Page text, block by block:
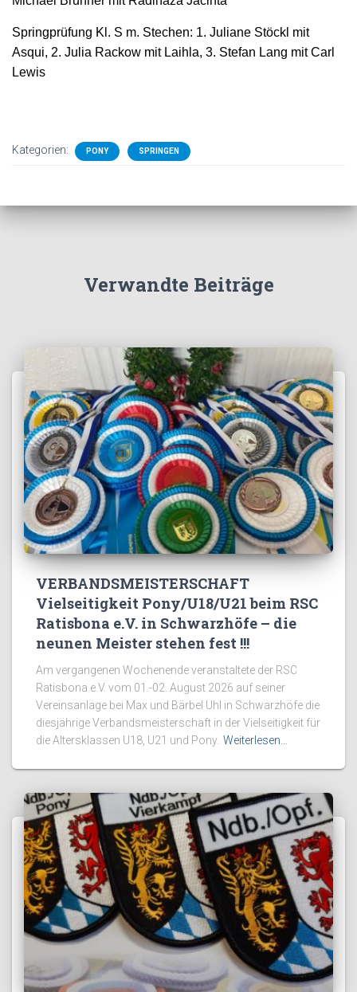
Springprüfung Kl. S m. Stechen: 1. Juliane Stöckl mit
Asqui, 2. Julia Rackow mit Laihla, 3. Stefan Lang mit Carl
Lewis
Kategorien: PONY SPRINGEN
Verwandte Beiträge
VERBANDSMEISTERSCHAFT
Vielseitigkeit Pony/U18/U21 beim RSC
Ratisbona e.V. in Schwarzhöfe – die
neunen Meister stehen fest !!!
Am vergangenen Wochenende veranstaltete der RSC
Ratisbona e.V. vom 01.-02. August 2026 auf seiner
Vereinsanlage bei Max und Bärbel Uhl in Schwarzhöfe die
diesjährige Verbandsmeisterschaft in der Vielseitigkeit für
die Altersklassen U18, U21 und Pony. Weiterlesen…